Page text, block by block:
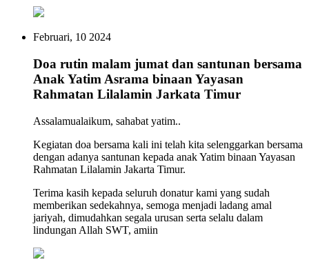
Februari, 10 2024
Doa rutin malam jumat dan santunan bersama
Anak Yatim Asrama binaan Yayasan
Rahmatan Lilalamin Jarkata Timur
Assalamualaikum, sahabat yatim..
Kegiatan doa bersama kali ini telah kita selenggarkan bersama
dengan adanya santunan kepada anak Yatim binaan Yayasan
Rahmatan Lilalamin Jakarta Timur.
Terima kasih kepada seluruh donatur kami yang sudah
memberikan sedekahnya, semoga menjadi ladang amal
jariyah, dimudahkan segala urusan serta selalu dalam
lindungan Allah SWT, amiin